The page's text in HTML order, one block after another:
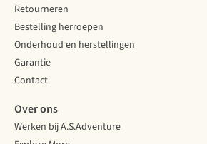
Retourneren
Bestelling herroepen
Onderhoud en herstellingen
Garantie
Contact
Over ons
Werken bij A.S.Adventure